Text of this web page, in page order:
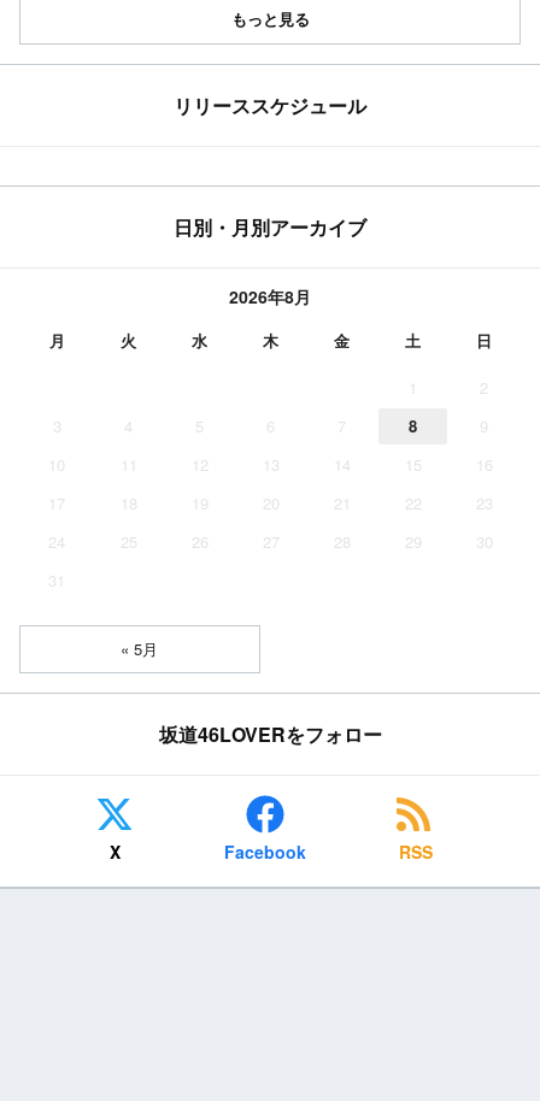
もっと見る
リリーススケジュール
日別・月別アーカイブ
2026年8月
月 火 水 木 金 土 日
1
2
3
4 5 6 7 8
9
10
11 12 13 14 15
16
17
18 19 20 21 22
23
24
25 26 27 28 29
30
31
« 5月
坂道46LOVERをフォロー
X Facebook RSS